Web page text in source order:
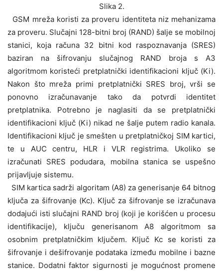
Slika 2.
GSM mreža koristi za proveru identiteta niz mehanizama
za proveru. Slučajni 128-bitni broj (RAND) šalje se mobilnoj
stanici, koja računa 32 bitni kod raspoznavanja (SRES)
baziran na šifrovanju slučajnog RAND broja s A3
algoritmom koristeći pretplatnički identifikacioni ključ (Ki).
Nakon što mreža primi pretplatnički SRES broj, vrši se
ponovno izračunavanje tako da potvrdi identitet
pretplatnika. Potrebno je naglasiti da se pretplatnički
identifikacioni ključ (Ki) nikad ne šalje putem radio kanala.
Identifikacioni ključ je smešten u pretplatničkoj SIM kartici,
te u AUC centru, HLR i VLR registrima. Ukoliko se
izračunati SRES podudara, mobilna stanica se uspešno
prijavljuje sistemu.
SIM kartica sadrži algoritam (A8) za generisanje 64 bitnog
ključa za šifrovanje (Kc). Ključ za šifrovanje se izračunava
dodajući isti slučajni RAND broj (koji je korišćen u procesu
identifikacije), ključu generisanom A8 algoritmom sa
osobnim pretplatničkim ključem. Ključ Kc se koristi za
šifrovanje i dešifrovanje podataka između mobilne i bazne
stanice. Dodatni faktor sigurnosti je mogućnost promene